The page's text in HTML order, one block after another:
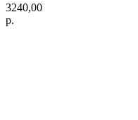
3240,00
р.